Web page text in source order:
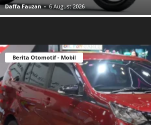
Daffa Fauzan - 6 August 2026
Berita Otomotif - Mobil